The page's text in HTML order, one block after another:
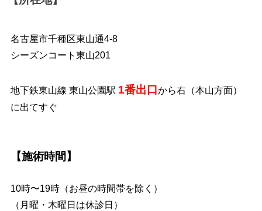
名古屋市千種区東山通4-8
シーズンコート東山201
地下鉄東山線 東山公園駅 1番出口から右（本山方面）
に出てすぐ
【施術時間】
10時〜19時（お昼の時間帯を除く）
（月曜・木曜日は休診日）